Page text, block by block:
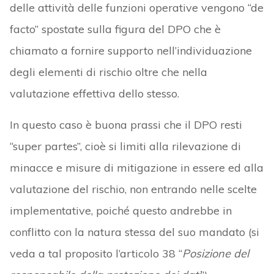
delle attività delle funzioni operative vengono “de
facto” spostate sulla figura del DPO che è
chiamato a fornire supporto nell’individuazione
degli elementi di rischio oltre che nella
valutazione effettiva dello stesso.
In questo caso è buona prassi che il DPO resti
“super partes”, cioè si limiti alla rilevazione di
minacce e misure di mitigazione in essere ed alla
valutazione del rischio, non entrando nelle scelte
implementative, poiché questo andrebbe in
conflitto con la natura stessa del suo mandato (si
veda a tal proposito l’articolo 38 “Posizione del